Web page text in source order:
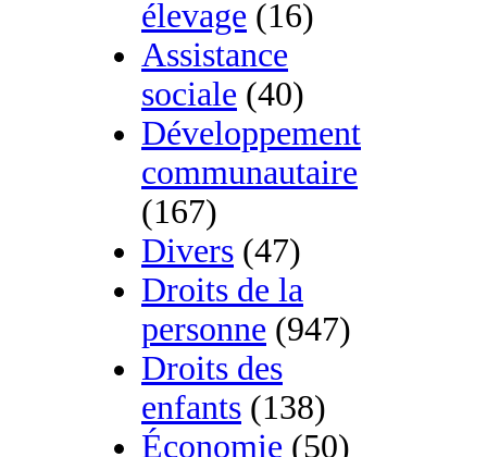
élevage (16)
Assistance
sociale (40)
Développement
communautaire
(167)
Divers (47)
Droits de la
personne (947)
Droits des
enfants (138)
Économie (50)